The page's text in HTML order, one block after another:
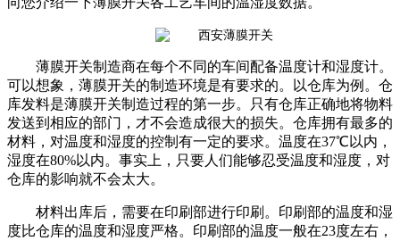
薄膜开关制造商在每个不同的车间配备温度计和湿度计。
可以想象，薄膜开关的制造环境是有要求的。以仓库为例。仓
库发料是薄膜开关制造过程的第一步。只有仓库正确地将物料
发送到相应的部门，才不会造成很大的损失。仓库拥有最多的
材料，对温度和湿度的控制有一定的要求。温度在37℃以内，
湿度在80%以内。事实上，只要人们能够忍受温度和湿度，对
仓库的影响就不会太大。
材料出库后，需要在印刷部进行印刷。印刷部的温度和湿
度比仓库的温度和湿度严格。印刷部的温度一般在23度左右，